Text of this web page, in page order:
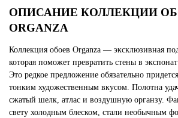
ОПИСАНИЕ КОЛЛЕКЦИИ
ORGANZA
Коллекция обоев Organza — эксклюзивная
которая поможет превратить стены в
Это редкое предложение обязательно
тонким художественным вкусом. Полотна
сжатый шелк, атлас и воздушную органзу.
свету холодным блеском, стали необычным